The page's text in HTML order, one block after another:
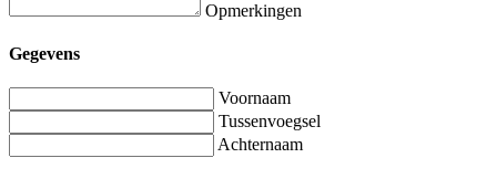
Opmerkingen
Gegevens
Voornaam
Tussenvoegsel
Achternaam